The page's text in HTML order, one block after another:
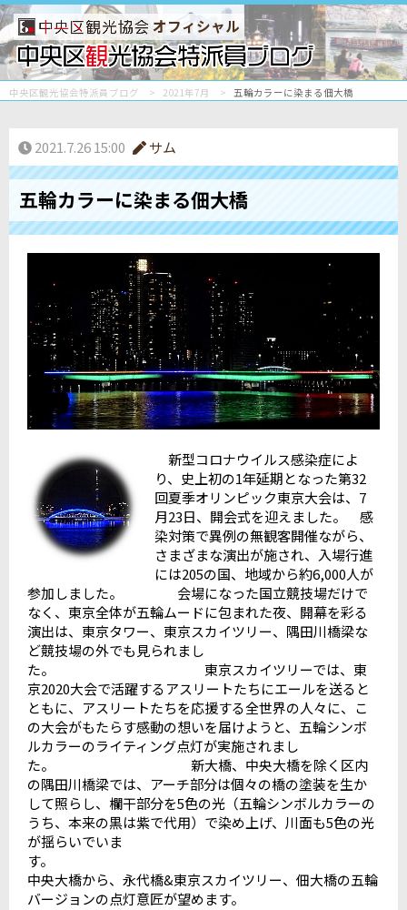
オフィシャル
中央区観光協会特派員ブログ 2021年7月 五輪カラーに染まる佃大橋
2021.7.26 15:00 サム
五輪カラーに染まる佃大橋
新型コロナウイルス感染症によ
り、史上初の1年延期となった第32
回夏季オリンピック東京大会は、7
月23日、開会式を迎えました。 感
染対策で異例の無観客開催ながら、
さまざまな演出が施され、入場行進
には205の国、地域から約6,000人が
参加しました。 会場になった国立競技場だけで
なく、東京全体が五輪ムードに包まれた夜、開幕を彩る
演出は、東京タワー、東京スカイツリー、隅田川橋梁な
ど競技場の外でも見られまし
た。 東京スカイツリーでは、東
京2020大会で活躍するアスリートたちにエールを送ると
ともに、アスリートたちを応援する全世界の人々に、こ
の大会がもたらす感動の想いを届けようと、五輪シンボ
ルカラーのライティング点灯が実施されまし
た。 新大橋、中央大橋を除く区内
の隅田川橋梁では、アーチ部分は個々の橋の塗装を生か
して照らし、欄干部分を5色の光（五輪シンボルカラーの
うち、本来の黒は紫で代用）で染め上げ、川面も5色の光
が揺らいでいま
す。
中央大橋から、永代橋&東京スカイツリー、佃大橋の五輪
バージョンの点灯意匠が望めます。